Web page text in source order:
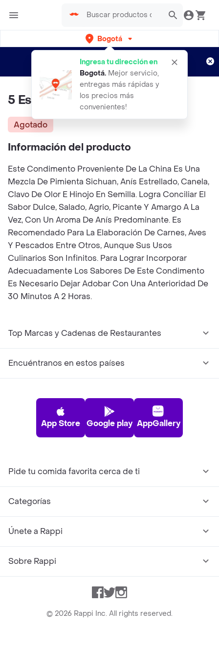
Bogotá
Ingresa tu dirección en
Bogotá. Mejor servicio,
entregas más rápidas y
los precios más
convenientes!
envíos gratis por semanas
Aplican TyC
5 Especias Chinas
Agotado
Información del producto
Este Condimento Proveniente De La China Es Una
Mezcla De Pimienta Sichuan, Anís Estrellado, Canela,
Clavo De Olor E Hinojo En Semilla. Logra Conciliar El
Sabor Dulce, Salado, Agrio, Picante Y Amargo A La
Vez, Con Un Aroma De Anís Predominante. Es
Recomendado Para La Elaboración De Carnes, Aves
Y Pescados Entre Otros, Aunque Sus Usos
Culinarios Son Infinitos. Para Lograr Incorporar
Adecuadamente Los Sabores De Este Condimento
Es Necesario Dejar Adobar Con Una Anterioridad De
30 Minutos A 2 Horas.
Top Marcas y Cadenas de Restaurantes
Encuéntranos en estos países
App Store Google play AppGallery
Pide tu comida favorita cerca de ti
Categorías
Únete a Rappi
Sobre Rappi
Facebook
TwitterInstagram
© 2026 Rappi Inc. All rights reserved.